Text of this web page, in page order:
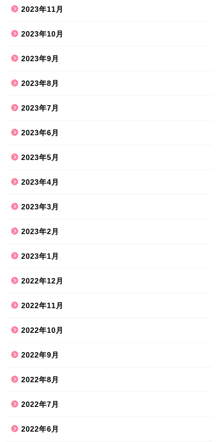
2023年11月
2023年10月
2023年9月
2023年8月
2023年7月
2023年6月
2023年5月
2023年4月
2023年3月
2023年2月
2023年1月
2022年12月
2022年11月
2022年10月
2022年9月
2022年8月
2022年7月
2022年6月